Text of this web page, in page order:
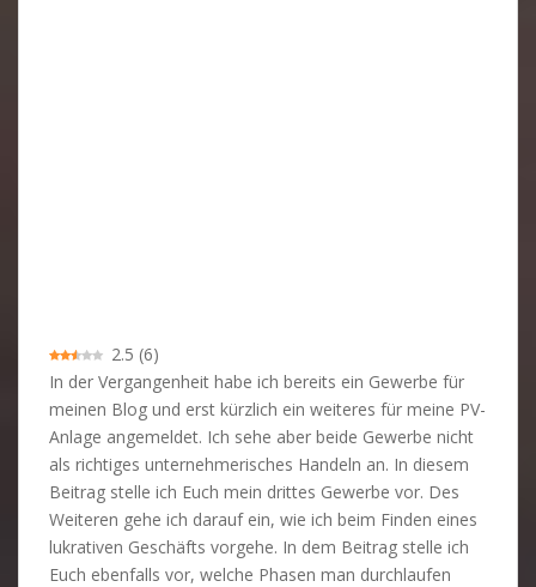
2.5 (6)
In der Vergangenheit habe ich bereits ein Gewerbe für
meinen Blog und erst kürzlich ein weiteres für meine PV-
Anlage angemeldet. Ich sehe aber beide Gewerbe nicht
als richtiges unternehmerisches Handeln an. In diesem
Beitrag stelle ich Euch mein drittes Gewerbe vor. Des
Weiteren gehe ich darauf ein, wie ich beim Finden eines
lukrativen Geschäfts vorgehe. In dem Beitrag stelle ich
Euch ebenfalls vor, welche Phasen man durchlaufen